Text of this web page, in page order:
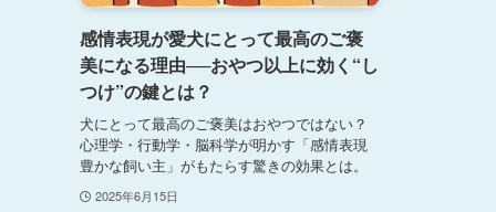
感情表現が愛犬にとって最高のご褒
美になる理由──おやつ以上に効く“し
つけ”の鍵とは？
犬にとって最高のご褒美はおやつではない？
心理学・行動学・脳科学が明かす「感情表現
豊かな飼い主」がもたらす驚きの効果とは。
2025年6月15日